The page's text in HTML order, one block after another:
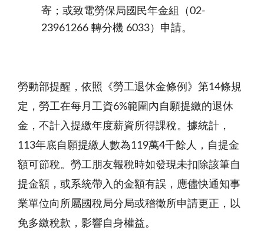
寄；或致電勞保局國民年金組（02-
23961266 轉分機 6033）申請。
勞動部提醒，依照《勞工退休金條例》第14條規
定，勞工在每月工資6%範圍內自願提繳的退休
金，不計入提繳年度薪資所得課稅。據統計，
113年底自願提繳人數為119萬4千餘人，自提金
額可節稅。勞工朋友報稅時如發現未扣除該筆自
提金額，或系統帶入的金額有誤，應儘快通知事
業單位向所屬國稅局分局或稽徵所申請更正，以
免多繳稅款，影響自身權益。